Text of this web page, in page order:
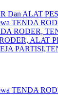
Dan ALAT
TENDA
RODER,
ALAT
TENDA